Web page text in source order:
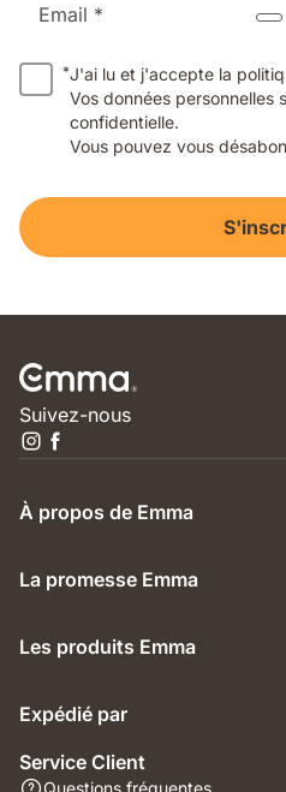
Email *
*J'ai lu et j'accepte la
Vos données personnelles
confidentielle.
Vous pouvez vous
Suivez-nous
À propos de Emma
La promesse Emma
Les produits Emma
Expédié par
Service Client
Questions fréquentes